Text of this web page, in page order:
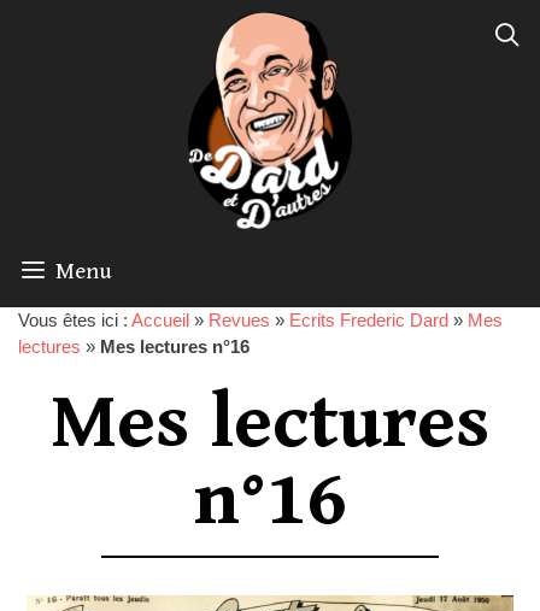
Menu
Vous êtes ici : Accueil » Revues » Ecrits Frederic Dard » Mes
lectures » Mes lectures n°16
Mes lectures
n°16